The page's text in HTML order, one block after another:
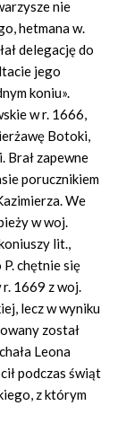
nie
hetmana w.
delegację do
jego
koniu».
w r. 1666,
Botoki,
Brał zapewne
porucznikiem
We
w woj.
lit.,
chętnie się
r. 1669 z woj.
lecz w wyniku
został
Leona
podczas świąt
z którym